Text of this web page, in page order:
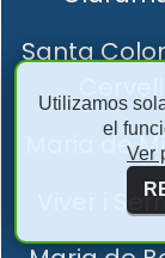
Santa
Cervelló
Maria de
Viver i
Utilizamos
el
Ver